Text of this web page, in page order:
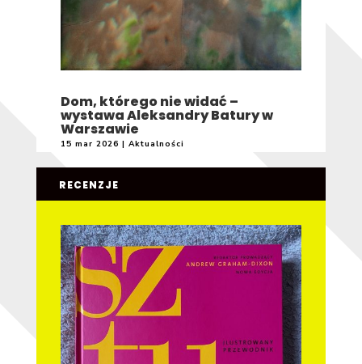
Dom, którego nie widać –
wystawa Aleksandry Batury w
Warszawie
15 mar 2026 | Aktualności
RECENZJE